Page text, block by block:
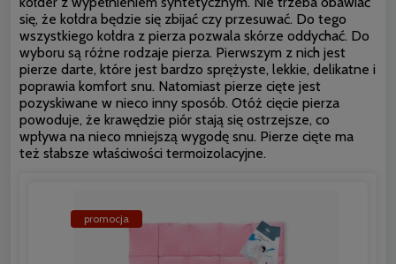
się, że kołdra będzie się zbijać czy przesuwać. Do tego
wszystkiego kołdra z pierza pozwala skórze oddychać. Do
wyboru są różne rodzaje pierza. Pierwszym z nich jest
pierze darte, które jest bardzo sprężyste, lekkie, delikatne i
poprawia komfort snu. Natomiast pierze cięte jest
pozyskiwane w nieco inny sposób. Otóż cięcie pierza
powoduje, że krawędzie piór stają się ostrzejsze, co
wpływa na nieco mniejszą wygodę snu. Pierze cięte ma
też słabsze właściwości termoizolacyjne.
promocja